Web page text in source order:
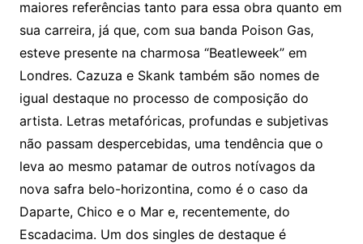
maiores referências tanto para essa obra quanto em
sua carreira, já que, com sua banda Poison Gas,
esteve presente na charmosa “Beatleweek” em
Londres. Cazuza e Skank também são nomes de
igual destaque no processo de composição do
artista. Letras metafóricas, profundas e subjetivas
não passam despercebidas, uma tendência que o
leva ao mesmo patamar de outros notívagos da
nova safra belo-horizontina, como é o caso da
Daparte, Chico e o Mar e, recentemente, do
Escadacima. Um dos singles de destaque é